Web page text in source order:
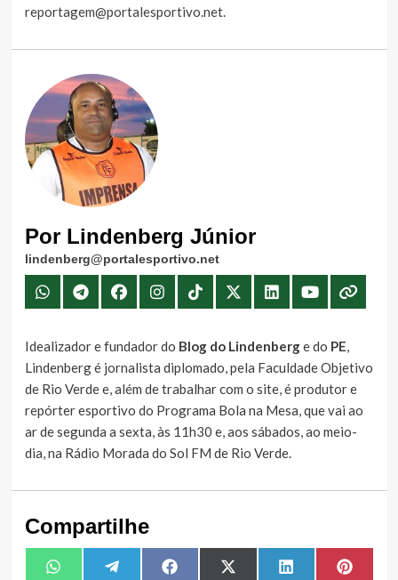
reportagem@portalesportivo.net.
Por Lindenberg Júnior
lindenberg@portalesportivo.net
Idealizador e fundador do Blog do Lindenberge do PE,
Lindenberg é jornalista diplomado, pela Faculdade Objetivo
de Rio Verde e, além de trabalhar com o site, é produtor e
repórter esportivo do Programa Bola na Mesa, que vai ao
ar de segunda a sexta, às 11h30 e, aos sábados, ao meio-
dia, na Rádio Morada do Sol FM de Rio Verde.
Compartilhe
Share
WhatsAppShare
TelegramShare
FacebookShare
X
Share
LinkedIn Share